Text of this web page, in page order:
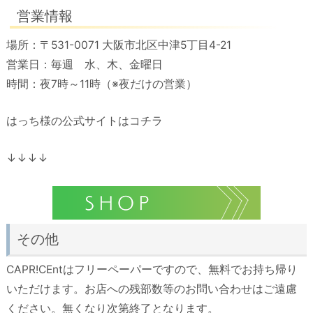
営業情報
場所：〒531-0071 大阪市北区中津5丁目4-21
営業日：毎週 水、木、金曜日
時間：夜7時～11時（※夜だけの営業）
はっち様の公式サイトはコチラ
↓↓↓↓
その他
CAPR!CEntはフリーペーパーですので、無料でお持ち帰り
いただけます。お店への残部数等のお問い合わせはご遠慮
ください。無くなり次第終了となります。